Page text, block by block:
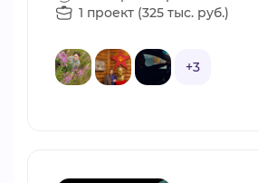
1 проект (325 тыс. руб.)
+3